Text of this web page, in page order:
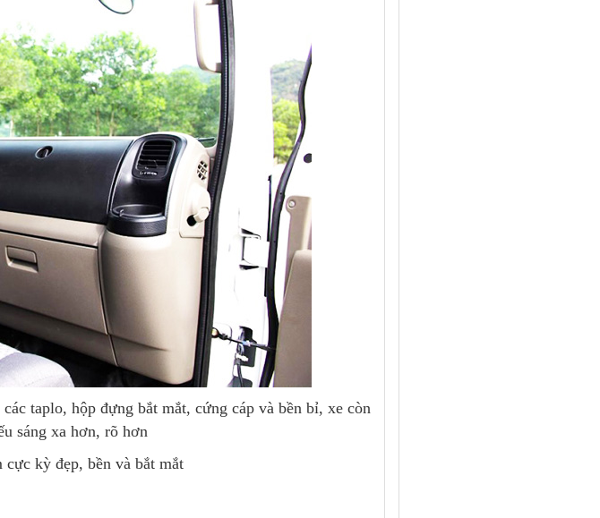
taplo, hộp đựng bắt mắt, cứng cáp và bền bỉ, xe còn
sáng xa hơn, rõ hơn
kỳ đẹp, bền và bắt mắt
và cao 1m9, với kích thướt thùng như vầy thì
tải trọng như gạch, nông sản, cám, ximăng,… hoặc